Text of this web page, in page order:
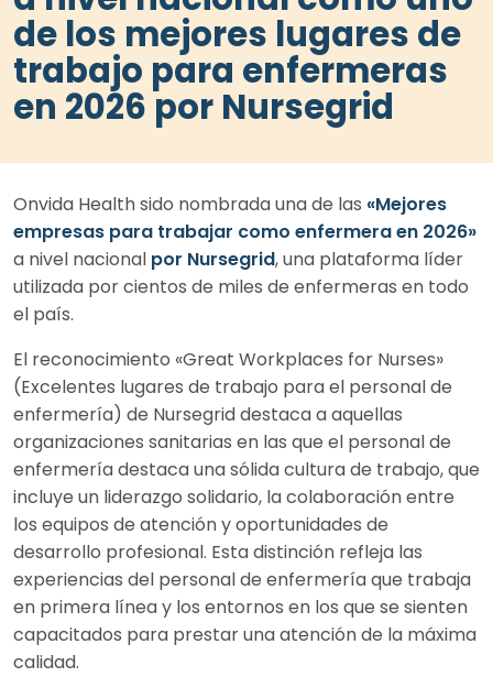
de los mejores lugares de
trabajo para enfermeras
en 2026 por Nursegrid
Onvida Health sido nombrada una de las «Mejores
empresas para trabajar como enfermera en 2026»
a nivel nacional por Nursegrid, una plataforma líder
utilizada por cientos de miles de enfermeras en todo
el país.
El reconocimiento «Great Workplaces for Nurses»
(Excelentes lugares de trabajo para el personal de
enfermería) de Nursegrid destaca a aquellas
organizaciones sanitarias en las que el personal de
enfermería destaca una sólida cultura de trabajo, que
incluye un liderazgo solidario, la colaboración entre
los equipos de atención y oportunidades de
desarrollo profesional. Esta distinción refleja las
experiencias del personal de enfermería que trabaja
en primera línea y los entornos en los que se sienten
capacitados para prestar una atención de la máxima
calidad.